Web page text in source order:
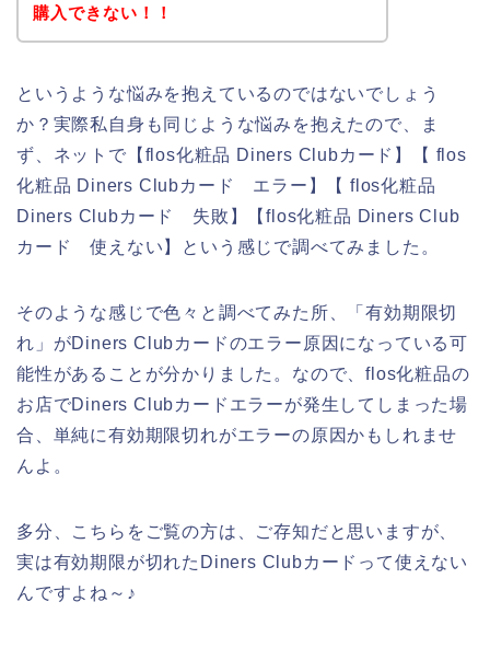
購入できない！！
というような悩みを抱えているのではないでしょう
か？実際私自身も同じような悩みを抱えたので、ま
ず、ネットで【flos化粧品 Diners Clubカード】【 flos
化粧品 Diners Clubカード エラー】【 flos化粧品
Diners Clubカード 失敗】【flos化粧品 Diners Club
カード 使えない】という感じで調べてみました。
そのような感じで色々と調べてみた所、「有効期限切
れ」がDiners Clubカードのエラー原因になっている可
能性があることが分かりました。なので、flos化粧品の
お店でDiners Clubカードエラーが発生してしまった場
合、単純に有効期限切れがエラーの原因かもしれませ
んよ。
多分、こちらをご覧の方は、ご存知だと思いますが、
実は有効期限が切れたDiners Clubカードって使えない
んですよね～♪